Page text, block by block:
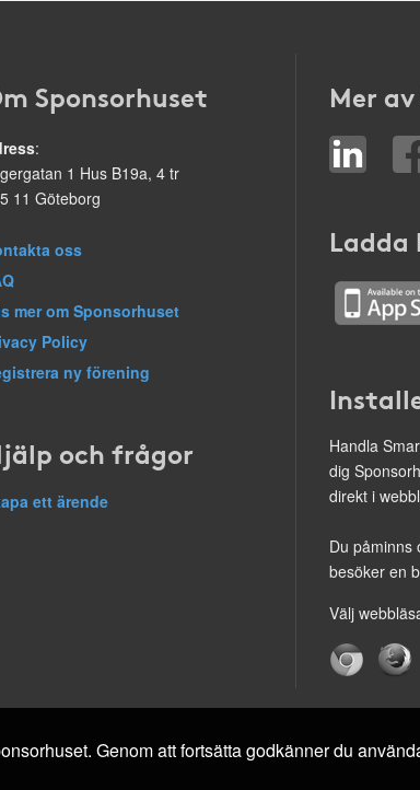
Sponsorhuset
:
1 Hus B19a, 4 tr
11 Göteborg
oss
mer om Sponsorhuset
Policy
ny förening
och frågor
ett ärende
Mer
Ladda
Handla
dig
direkt i
Du påminns
besöker en
Välj
Genom att fortsätta godkänner du